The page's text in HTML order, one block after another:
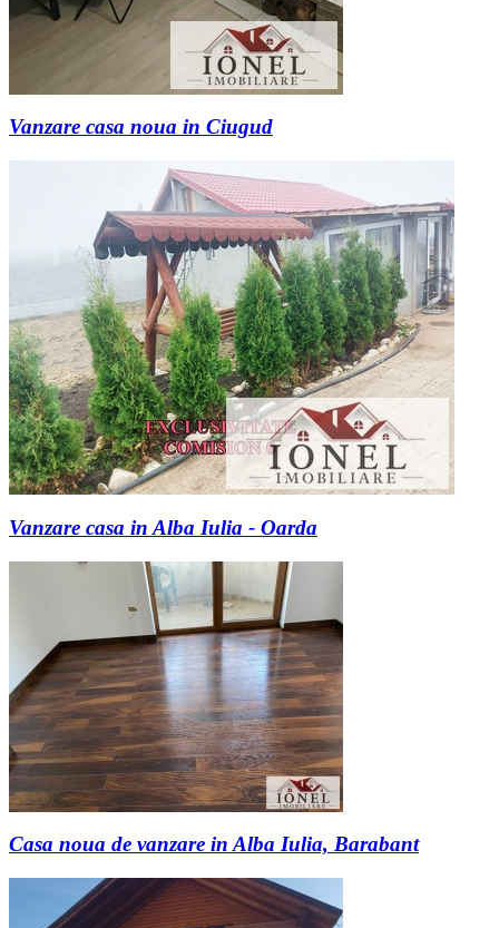
Vanzare casa noua in Ciugud
Vanzare casa in Alba Iulia - Oarda
Casa noua de vanzare in Alba Iulia, Barabant